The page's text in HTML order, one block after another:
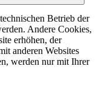
Betrieb der
Andere Cookies,
erhöhen, der
anderen Websites
werden nur mit Ihrer